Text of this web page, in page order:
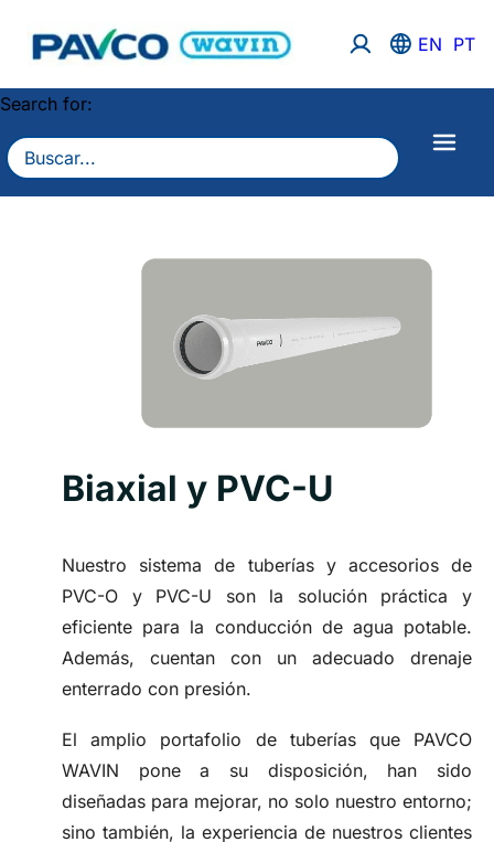
EN PT
Search for:
Biaxial y PVC-U
Nuestro sistema de tuberías y accesorios de
PVC-O y PVC-U son la solución práctica y
eficiente para la conducción de agua potable.
Además, cuentan con un adecuado drenaje
enterrado con presión.
El amplio portafolio de tuberías que PAVCO
WAVIN pone a su disposición, han sido
diseñadas para mejorar, no solo nuestro entorno;
sino también, la experiencia de nuestros clientes